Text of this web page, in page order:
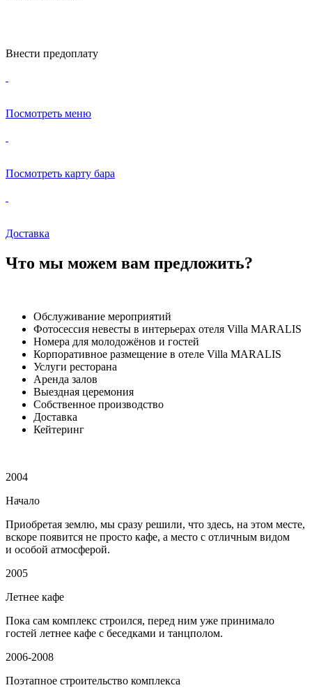
Внести предоплату
Посмотреть меню
Посмотреть карту бара
Доставка
Что мы можем вам предложить?
Обслуживание мероприятий
Фотосессия невесты в интерьерах отеля Villa MARALIS
Номера для молодожёнов и гостей
Корпоративное размещение в отеле Villa MARALIS
Услуги ресторана
Аренда залов
Выездная церемония
Собственное производство
Доставка
Кейтеринг
2004
Начало
Приобретая землю, мы сразу решили, что здесь, на этом месте,
вскоре появится не просто кафе, а место с отличным видом
и особой атмосферой.
2005
Летнее кафе
Пока сам комплекс строился, перед ним уже принимало
гостей летнее кафе с беседками и танцполом.
2006-2008
Поэтапное строительство комплекса